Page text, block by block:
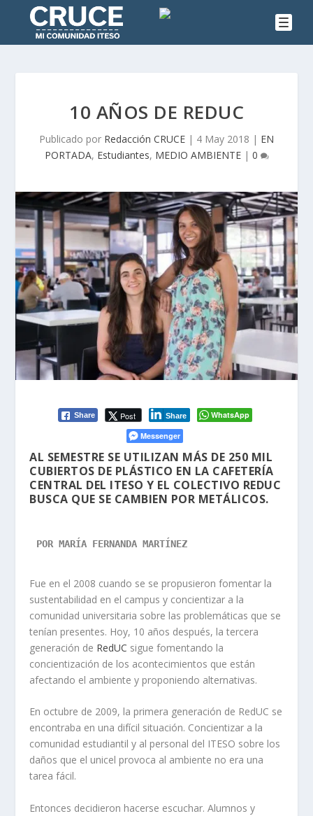
10 AÑOS DE REDUC
Publicado por Redacción CRUCE | 4 May 2018 | EN
PORTADA, Estudiantes, MEDIO AMBIENTE| 0
Share Post Share
WhatsApp
Messenger
AL SEMESTRE SE UTILIZAN MÁS DE 250 MIL
CUBIERTOS DE PLÁSTICO EN LA CAFETERÍA
CENTRAL DEL ITESO Y EL COLECTIVO REDUC
BUSCA QUE SE CAMBIEN POR METÁLICOS.
POR MARÍA FERNANDA MARTÍNEZ
Fue en el 2008 cuando se se propusieron fomentar la
sustentabilidad en el campus y concientizar a la
comunidad universitaria sobre las problemáticas que se
tenían presentes. Hoy, 10 años después, la tercera
generación de RedUC sigue fomentando la
concientización de los acontecimientos que están
afectando el ambiente y proponiendo alternativas.
En octubre de 2009, la primera generación de RedUC se
encontraba en una difícil situación. Concientizar a la
comunidad estudiantil y al personal del ITESO sobre los
daños que el unicel provoca al ambiente no era una
tarea fácil.
Entonces decidieron hacerse escuchar. Alumnos y